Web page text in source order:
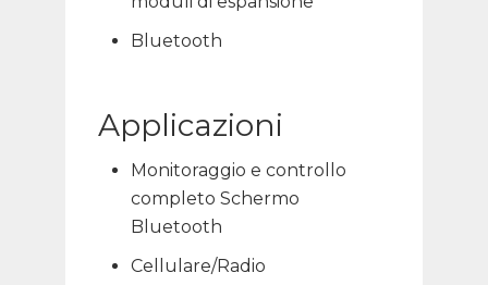
Bluetooth
Applicazioni
Monitoraggio e controllo
completo Schermo
Bluetooth
Cellulare/Radio